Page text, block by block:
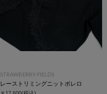
STRAWBERRY-FIELDS
レーストリミングニットボレロ